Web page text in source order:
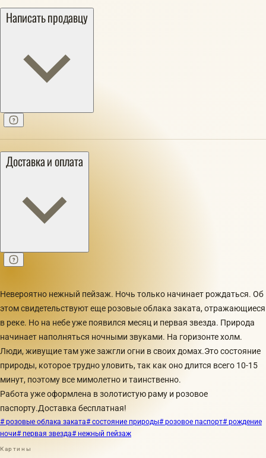
Написать продавцу
Доставка и оплата
Невероятно нежный пейзаж. Ночь только начинает рождаться. Об
этом свидетельствуют еще розовые облака заката, отражающиеся
в реке. Но на небе уже появился месяц и первая звезда. Природа
начинает наполняться ночными звуками. На горизонте холм.
Люди, живущие там уже зажгли огни в своих домах.Это состояние
природы, которое трудно уловить, так как оно длится всего 10-15
минут, поэтому все мимолетно и таинственно.
Работа уже оформлена в золотистую раму и розовое
паспорту.Доставка бесплатная!
# розовые облака заката# состояние природы# розовое паспорт# рождение
ночи# первая звезда# нежный пейзаж
Картины